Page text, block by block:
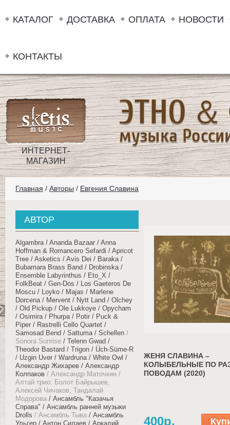
КАТАЛОГ ДОСТАВКА ОПЛАТА НОВОСТИ
КОНТАКТЫ
ИНТЕРНЕТ-
МАГАЗИН
Главная / Авторы / Евгения Славина
АВТОР
Algambra Ananda Bazaar
Anna
Hoffman & Romancero Sefardi
Apricot
Tree
Asketics Avis Dei
Baraka
Bubamara Brass Band
Drobinska
Ensemble Labyrinthus
Eto_X
FolkBeat
Gen-Dos
Los Gaeteros De
Moscu
Loyko Majas
Marlene
Dorcena
Mervent Nytt Land
Olchey
Old Pickup
Ole Lukkoye
Opycham
Osimira
Phurpa Potir
Puck &
Piper
Rastrelli Cello Quartet
Samosad Bend
Sattuma
Schellen
Sonora Sunrise
Telenn Gwad
Theodor Bastard
Trigon
Üch​-​Süme​-​R
Uzgin Uver
Wardruna
White Owl
Александр Жихарев
Александр
Колпаков
Александр Маточкин
Алтай трио: Болот Байрышев,
Алексей Чичаков, Тандалай
Модорова
Ансамбль "Казачья
Справа"
Ансамбль ранней музыки
Drolls
Ансамбль Тыва
Ансамбль
Ульгер
Антон Силаев
Аркадий
ЖЕНЯ СЛАВИНА –
КОЛЫБЕЛЬНЫЕ ПО
ПОВОДАМ (2020)
400р.